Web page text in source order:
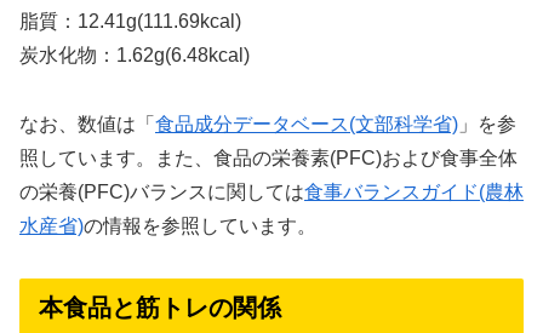
脂質：12.41g(111.69kcal)
炭水化物：1.62g(6.48kcal)
なお、数値は「 食品成分データベース(文部科学省) 」を参
照しています。また、食品の栄養素(PFC)および食事全体
の栄養(PFC)バランスに関しては食事バランスガイド(農林
水産省)の情報を参照しています。
本食品と筋トレの関係